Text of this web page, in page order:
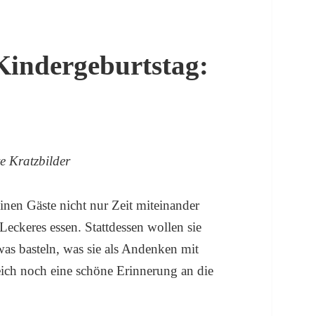
Kratzbilder
Gäste nicht nur Zeit miteinander
essen. Stattdessen wollen sie
basteln, was sie als Andenken mit
noch eine schöne Erinnerung an die